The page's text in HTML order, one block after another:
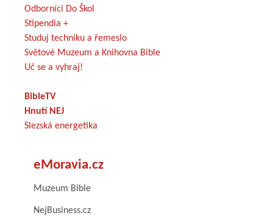
Odborníci Do Škol
Stipendia +
Studuj techniku a řemeslo
Světové Muzeum a Knihovna Bible
Uč se a vyhraj!
BibleTV
Hnutí NEJ
Slezská energetika
eMoravia.cz
Muzeum Bible
NejBusiness.cz